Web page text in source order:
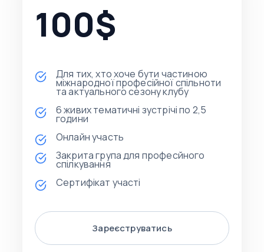
100$
Для тих, хто хоче бути частиною
міжнародної професійної спільноти
та актуального сезону клубу
6 живих тематичні зустрічі по 2,5
години
Онлайн участь
Закрита група для професйного
спілкування
Сертифікат участі
Зареєструватись